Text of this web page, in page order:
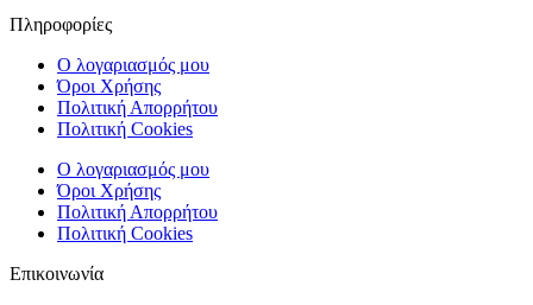
Πληροφορίες
Ο λογαριασμός μου
Όροι Χρήσης
Πολιτική Απορρήτου
Πολιτική Cookies
Ο λογαριασμός μου
Όροι Χρήσης
Πολιτική Απορρήτου
Πολιτική Cookies
Επικοινωνία